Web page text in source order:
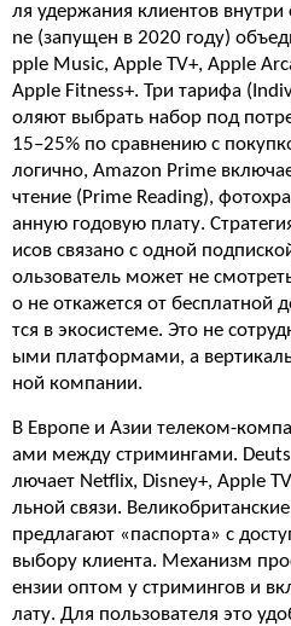
ля удержания клиентов
ne (запущен в 2020 году)
pple Music, Apple TV+, Apple
Apple Fitness+. Три тарифа
оляют выбрать набор под
15–25% по сравнению с
логично, Amazon Prime
чтение (Prime Reading),
анную годовую плату.
исов связано с одной
ользователь может не
о не откажется от бесплатной
тся в экосистеме. Это не
ыми платформами, а
ной компании.
В Европе и Азии телеком-
ами между стримингами.
лючает Netflix, Disney+, Apple
льной связи.
предлагают «паспорта» с
выбору клиента. Механизм
ензии оптом у стримингов и
лату. Для пользователя это